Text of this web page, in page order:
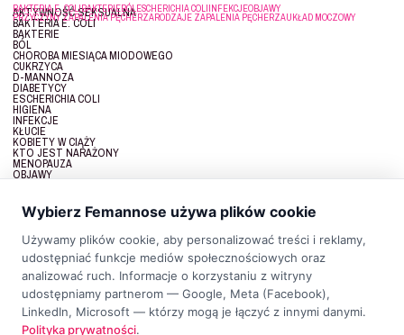
BAKTERIA E. COLIBAKTERIEBÓL ESCHERICHIA COLIINFEKCJEOBJAWY
PRZYCZYNY ZAPALENIA PĘCHERZARODZAJE ZAPALENIA PĘCHERZAUKŁAD MOCZOWY
Wybierz Femannose używa plików cookie
Używamy plików cookie, aby personalizować treści i reklamy,
udostępniać funkcje mediów społecznościowych oraz
analizować ruch. Informacje o korzystaniu z witryny
udostępniamy partnerom — Google, Meta (Facebook),
LinkedIn, Microsoft — którzy mogą je łączyć z innymi danymi.
Polityka prywatności.
AKTYWNOŚĆ SEKSUALNA
BAKTERIA E. COLI
BAKTERIE
BÓL
CHOROBA MIESIĄCA MIODOWEGO
CUKRZYCA
D-MANNOZA
DIABETYCY
ESCHERICHIA COLI
HIGIENA
INFEKCJE
KŁUCIE
KOBIETY W CIĄŻY
KTO JEST NARAŻONY
MENOPAUZA
OBJAWY
PIECZENIE
PODWYŻSZONA TEMPERATURA
PRZYCZYNY
PRZYCZYNY ZAPALENIA PĘCHERZA
RODZAJE ZAPALENIA PĘCHERZA
UKŁAD MOCZOWY
ZAKAŻENIE UKŁADU MOCZOWEGO